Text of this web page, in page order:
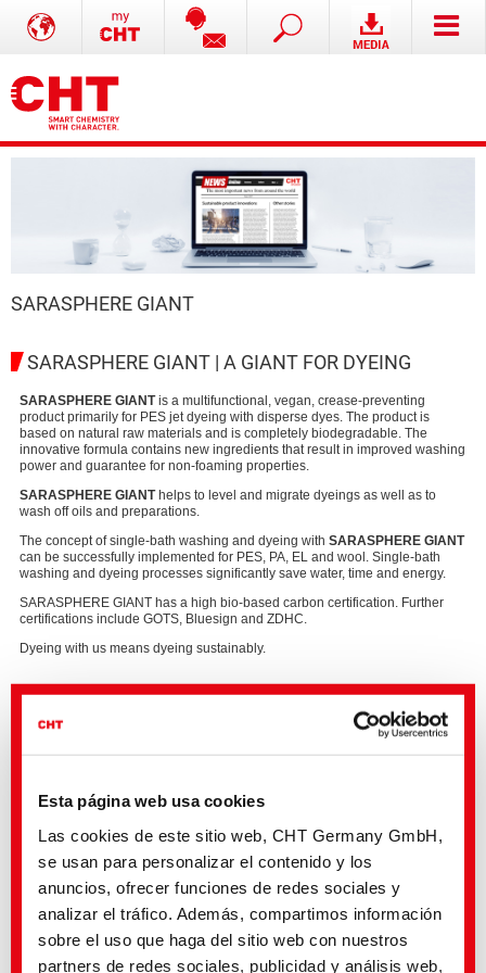
Esta página web usa cookies
Las cookies de este sitio web, CHT Germany GmbH,
se usan para personalizar el contenido y los
anuncios, ofrecer funciones de redes sociales y
analizar el tráfico. Además, compartimos información
sobre el uso que haga del sitio web con nuestros
partners de redes sociales, publicidad y análisis web,
SARASPHERE GIANT
SARASPHERE GIANT | A GIANT FOR DYEING
SARASPHERE GIANTis a multifunctional, vegan, crease-preventing
product primarily for PES jet dyeing with disperse dyes. The product is
based on natural raw materials and is completely biodegradable. The
innovative formula contains new ingredients that result in improved washing
power and guarantee for non-foaming properties.
SARASPHERE GIANThelps to level and migrate dyeings as well as to
wash off oils and preparations.
The concept of single-bath washing and dyeing with SARASPHERE GIANT
can be successfully implemented for PES, PA, EL and wool. Single-bath
washing and dyeing processes significantly save water, time and energy.
SARASPHERE GIANT has a high bio-based carbon certification. Further
certifications include GOTS, Bluesign and ZDHC.
Dyeing with us means dyeing sustainably.
PRODUCT INFORMATION:
More about Dyeing